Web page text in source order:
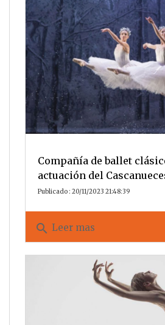
Compañía de ballet
actuación del
Publicado : 20/11/2023 21:48:39
search Leer mas